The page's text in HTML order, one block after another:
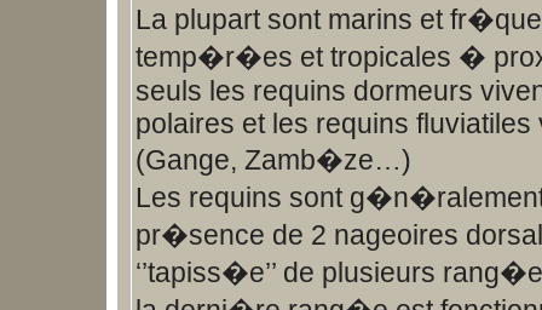
La plupart sont marins et
temp�r�es et tropicales �
seuls les requins dormeurs
polaires et les requins
(Gange, Zamb�ze…)
Les requins sont
pr�sence de 2 nageoires
‘’tapiss�e’’ de plusieurs